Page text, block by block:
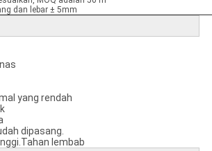
dan lebar ± 5mm
yang rendah
dipasang.
lembab